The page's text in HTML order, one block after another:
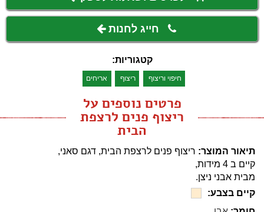
חייג לחנות
קטגוריות:
חיפוי וריצוף ריצוף אריחים
פרטים נוספים על
ריצוף פנים לרצפת
הבית
תיאור המוצר: ריצוף פנים לרצפת הבית, דגם סאני,
קיים ב 4 מידות,
מבית אבני ניצן.
קיים בצבע: